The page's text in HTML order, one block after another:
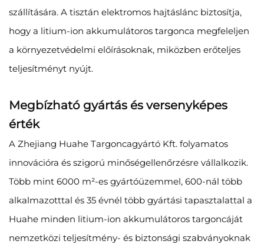
szállítására. A tisztán elektromos hajtáslánc biztosítja,
hogy a litium-ion akkumulátoros targonca megfeleljen
a környezetvédelmi előírásoknak, miközben erőteljes
teljesítményt nyújt.
Megbízható gyártás és versenyképes
érték
A Zhejiang Huahe Targoncagyártó Kft. folyamatos
innovációra és szigorú minőségellenőrzésre vállalkozik.
Több mint 6000 m²-es gyártóüzemmel, 600-nál több
alkalmazotttal és 35 évnél több gyártási tapasztalattal a
Huahe minden litium-ion akkumulátoros targoncáját
nemzetközi teljesítmény- és biztonsági szabványoknak